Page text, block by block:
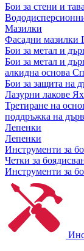
Бои за стени и
Мазилки
Фасадни мазилки
Бои за метал и
Бои за метал и
алкидна основа
Бои за защита на
Лазурни лакове
Третиране на
поддръжка на
Лепенки
Лепенки
Инструменти за
Четки за
Инструменти за